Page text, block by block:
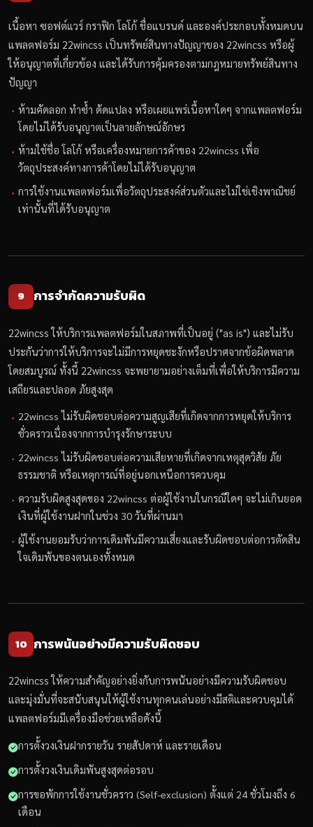
เนื้อหา ซอฟต์แวร์ กราฟิก โลโก้ ชื่อแบรนด์ และองค์ประกอบทั้งหมดบน
แพลตฟอร์ม 22wincss เป็นทรัพย์สินทางปัญญาของ 22wincss หรือผู้
ให้อนุญาตที่เกี่ยวข้อง และได้รับการคุ้มครองตามกฎหมายทรัพย์สินทาง
ปัญญา
ห้ามคัดลอก ทำซ้ำ ดัดแปลง หรือเผยแพร่เนื้อหาใดๆ จากแพลตฟอร์ม
โดยไม่ได้รับอนุญาตเป็นลายลักษณ์อักษร
ห้ามใช้ชื่อ โลโก้ หรือเครื่องหมายการค้าของ 22wincss เพื่อ
วัตถุประสงค์ทางการค้าโดยไม่ได้รับอนุญาต
การใช้งานแพลตฟอร์มเพื่อวัตถุประสงค์ส่วนตัวและไม่ใช่เชิงพาณิชย์
เท่านั้นที่ได้รับอนุญาต
9 การจำกัดความรับผิด
22wincss ให้บริการแพลตฟอร์มในสภาพที่เป็นอยู่ ("as is") และไม่รับ
ประกันว่าการให้บริการจะไม่มีการหยุดชะงักหรือปราศจากข้อผิดพลาด
โดยสมบูรณ์ ทั้งนี้ 22wincss จะพยายามอย่างเต็มที่เพื่อให้บริการมีความ
เสถียรและปลอด ภัยสูงสุด
22wincss ไม่รับผิดชอบต่อความสูญเสียที่เกิดจากการหยุดให้บริการ
ชั่วคราวเนื่องจากการบำรุงรักษาระบบ
22wincss ไม่รับผิดชอบต่อความเสียหายที่เกิดจากเหตุสุดวิสัย ภัย
ธรรมชาติ หรือเหตุการณ์ที่อยู่นอกเหนือการควบคุม
ความรับผิดสูงสุดของ 22wincss ต่อผู้ใช้งานในกรณีใดๆ จะไม่เกินยอด
เงินที่ผู้ใช้งานฝากในช่วง 30 วันที่ผ่านมา
ผู้ใช้งานยอมรับว่าการเดิมพันมีความเสี่ยงและรับผิดชอบต่อการตัดสิน
ใจเดิมพันของตนเองทั้งหมด
10 การพนันอย่างมีความรับผิดชอบ
22wincss ให้ความสำคัญอย่างยิ่งกับการพนันอย่างมีความรับผิดชอบ
และมุ่งมั่นที่จะสนับสนุนให้ผู้ใช้งานทุกคนเล่นอย่างมีสติและควบคุมได้
แพลตฟอร์มมีเครื่องมือช่วยเหลือดังนี้
การตั้งวงเงินฝากรายวัน รายสัปดาห์ และรายเดือน
การตั้งวงเงินเดิมพันสูงสุดต่อรอบ
การขอพักการใช้งานชั่วคราว (Self-exclusion) ตั้งแต่ 24 ชั่วโมงถึง 6
เดือน